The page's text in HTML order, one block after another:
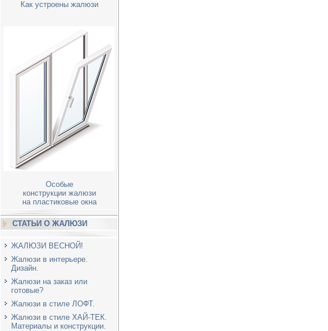
Как устроены жалюзи
Особые
конструкции жалюзи
на пластиковые окна
СТАТЬИ О ЖАЛЮЗИ
ЖАЛЮЗИ ВЕСНОЙ!
Жалюзи в интерьере.
Дизайн.
Жалюзи на заказ или
готовые?
Жалюзи в стиле ЛОФТ.
Жалюзи в стиле ХАЙ-ТЕК.
Материалы и конструкции.